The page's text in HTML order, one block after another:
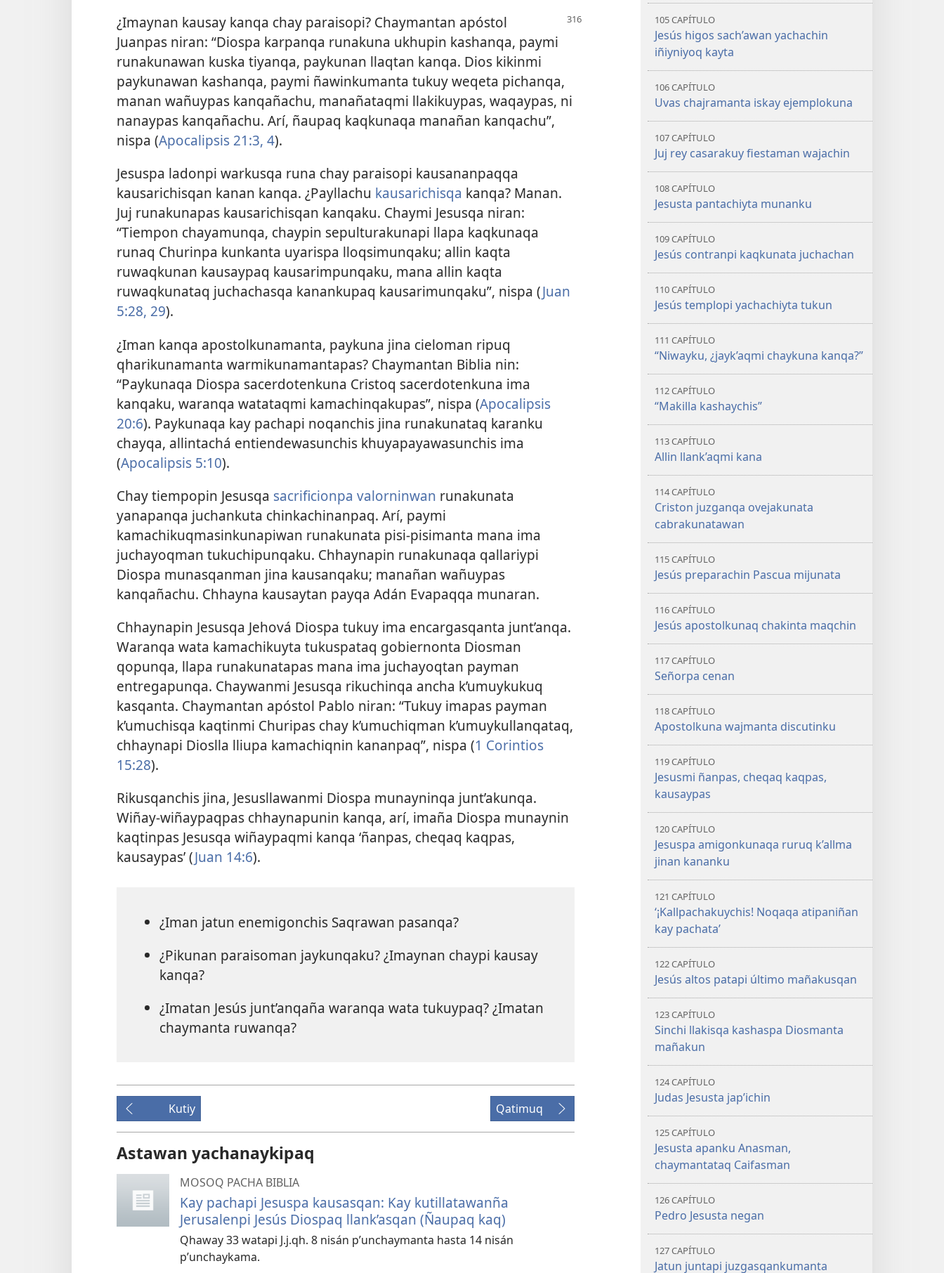
¿Imaynan kausay kanqa chay paraisopi? Chaymantan apóstol
Juanpas niran: “Diospa karpanqa runakuna ukhupin kashanqa, paymi
runakunawan kuska tiyanqa, paykunan llaqtan kanqa. Dios kikinmi
paykunawan kashanqa, paymi ñawinkumanta tukuy weqeta pichanqa,
manan wañuypas kanqañachu, manañataqmi llakikuypas, waqaypas, ni
nanaypas kanqañachu. Arí, ñaupaq kaqkunaqa manañan kanqachu”,
nispa (Apocalipsis 21:3, 4).
Jesuspa ladonpi warkusqa runa chay paraisopi kausananpaqqa
kausarichisqan kanan kanqa. ¿Payllachu kausarichisqa kanqa? Manan.
Juj runakunapas kausarichisqan kanqaku. Chaymi Jesusqa niran:
“Tiempon chayamunqa, chaypin sepulturakunapi llapa kaqkunaqa
runaq Churinpa kunkanta uyarispa lloqsimunqaku; allin kaqta
ruwaqkunan kausaypaq kausarimpunqaku, mana allin kaqta
ruwaqkunataq juchachasqa kanankupaq kausarimunqaku”, nispa (Juan
5:28, 29).
¿Iman kanqa apostolkunamanta, paykuna jina cieloman ripuq
qharikunamanta warmikunamantapas? Chaymantan Biblia nin:
“Paykunaqa Diospa sacerdotenkuna Cristoq sacerdotenkuna ima
kanqaku, waranqa watataqmi kamachinqakupas”, nispa (Apocalipsis
20:6). Paykunaqa kay pachapi noqanchis jina runakunataq karanku
chayqa, allintachá entiendewasunchis khuyapayawasunchis ima
(Apocalipsis 5:10).
Chay tiempopin Jesusqa sacrificionpa valorninwan runakunata
yanapanqa juchankuta chinkachinanpaq. Arí, paymi
kamachikuqmasinkunapiwan runakunata pisi-pisimanta mana ima
juchayoqman tukuchipunqaku. Chhaynapin runakunaqa qallariypi
Diospa munasqanman jina kausanqaku; manañan wañuypas
kanqañachu. Chhayna kausaytan payqa Adán Evapaqqa munaran.
Chhaynapin Jesusqa Jehová Diospa tukuy ima encargasqanta junt’anqa.
Waranqa wata kamachikuyta tukuspataq gobiernonta Diosman
qopunqa, llapa runakunatapas mana ima juchayoqtan payman
entregapunqa. Chaywanmi Jesusqa rikuchinqa ancha k’umuykukuq
kasqanta. Chaymantan apóstol Pablo niran: “Tukuy imapas payman
k’umuchisqa kaqtinmi Churipas chay k’umuchiqman k’umuykullanqataq,
chhaynapi Dioslla lliupa kamachiqnin kananpaq”, nispa (1 Corintios
15:28).
Rikusqanchis jina, Jesusllawanmi Diospa munayninqa junt’akunqa.
Wiñay-wiñaypaqpas chhaynapunin kanqa, arí, imaña Diospa munaynin
kaqtinpas Jesusqa wiñaypaqmi kanqa ‘ñanpas, cheqaq kaqpas,
kausaypas’ (Juan 14:6).
¿Iman jatun enemigonchis Saqrawan pasanqa?
¿Pikunan paraisoman jaykunqaku? ¿Imaynan chaypi kausay
kanqa?
¿Imatan Jesús junt’anqaña waranqa wata tukuypaq? ¿Imatan
chaymanta ruwanqa?
Kutiy Qatimuq
Astawan yachanaykipaq
MOSOQ PACHA BIBLIA
Kay pachapi Jesuspa kausasqan: Kay kutillatawanña
Jerusalenpi Jesús Diospaq llank’asqan (Ñaupaq kaq)
Qhaway 33 watapi J.j.qh. 8 nisán p’unchaymanta hasta 14 nisán
p’unchaykama.
105 CAPÍTULO
Jesús higos sach’awan yachachin
iñiyniyoq kayta
106 CAPÍTULO
Uvas chajramanta iskay ejemplokuna
107 CAPÍTULO
Juj rey casarakuy fiestaman wajachin
108 CAPÍTULO
Jesusta pantachiyta munanku
109 CAPÍTULO
Jesús contranpi kaqkunata juchachan
110 CAPÍTULO
Jesús templopi yachachiyta tukun
111 CAPÍTULO
“Niwayku, ¿jayk’aqmi chaykuna kanqa?”
112 CAPÍTULO
“Makilla kashaychis”
113 CAPÍTULO
Allin llank’aqmi kana
114 CAPÍTULO
Criston juzganqa ovejakunata
cabrakunatawan
115 CAPÍTULO
Jesús preparachin Pascua mijunata
116 CAPÍTULO
Jesús apostolkunaq chakinta maqchin
117 CAPÍTULO
Señorpa cenan
118 CAPÍTULO
Apostolkuna wajmanta discutinku
119 CAPÍTULO
Jesusmi ñanpas, cheqaq kaqpas,
kausaypas
120 CAPÍTULO
Jesuspa amigonkunaqa ruruq k’allma
jinan kananku
121 CAPÍTULO
‘¡Kallpachakuychis! Noqaqa atipaniñan
kay pachata’
122 CAPÍTULO
Jesús altos patapi último mañakusqan
123 CAPÍTULO
Sinchi llakisqa kashaspa Diosmanta
mañakun
124 CAPÍTULO
Judas Jesusta jap’ichin
125 CAPÍTULO
Jesusta apanku Anasman,
chaymantataq Caifasman
126 CAPÍTULO
Pedro Jesusta negan
127 CAPÍTULO
Jatun juntapi juzgasqankumanta